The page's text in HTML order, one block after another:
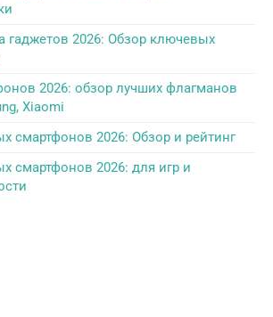
гаджетов 2026: Обзор ключевых
2026: обзор лучших флагманов
Xiaomi
смартфонов 2026: Обзор и рейтинг
смартфонов 2026: для игр и